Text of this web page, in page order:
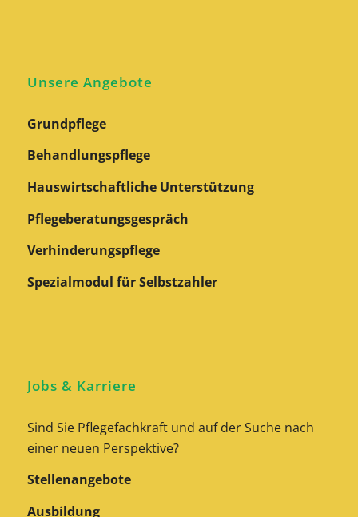
Unsere Angebote
Grundpflege
Behandlungspflege
Hauswirtschaftliche Unterstützung
Pflegeberatungs­gespräch
Verhinderungspflege
Spezialmodul für Selbstzahler
Jobs & Karriere
Sind Sie Pflegefachkraft und auf der Suche nach
einer neuen Perspektive?
Stellenangebote
Ausbildung